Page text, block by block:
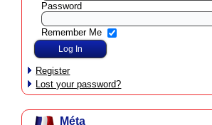
Password
Remember Me
Register
Lost your password?
Méta